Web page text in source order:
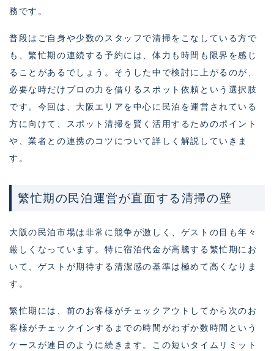
務です。
普段はご自身や少数のスタッフで清掃をこなしている方で
も、繁忙期の連続する予約には、体力も時間も限界を感じ
ることがあるでしょう。そうした中で検討に上がるのが、
必要な時だけプロの力を借りるスポット依頼という選択肢
です。今回は、大阪エリアを中心に民泊を運営されている
方に向けて、スポット清掃を賢く活用するためのポイント
や、業者との連携のコツについて詳しく解説していきま
す。
繁忙期の民泊運営が直面する清掃の壁
大阪の民泊市場は非常に競争が激しく、ゲストの目も年々
厳しくなっています。特に宿泊代金が高騰する繁忙期にお
いて、ゲストが期待する清潔感の基準は極めて高くなりま
す。
繁忙期には、前のお客様がチェックアウトしてから次のお
客様がチェックインするまでの時間がわずか数時間という
ケースが連日のように続きます。この短いタイムリミット